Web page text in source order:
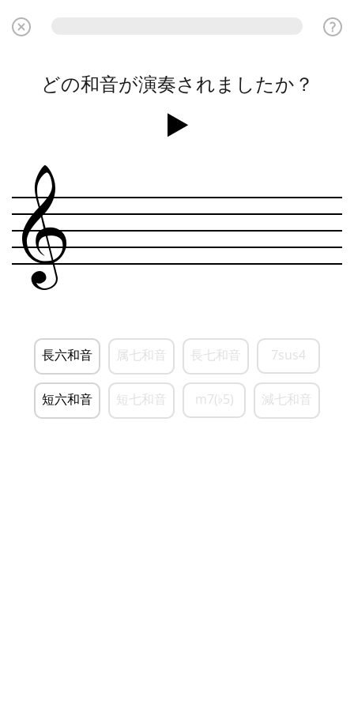
どの和音が演奏されましたか？
&
長六和音 属七和音 長七和音 7sus4
短六和音 短七和音 m7( ♭5) 減七和音